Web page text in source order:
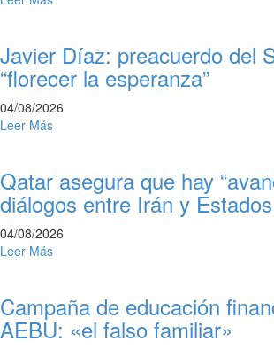
Javier Díaz: preacuerdo del
“florecer la esperanza”
04/08/2026
Leer Más
Qatar asegura que hay
diálogos entre Irán y
04/08/2026
Leer Más
Campaña de educación
AEBU: «el falso familiar»